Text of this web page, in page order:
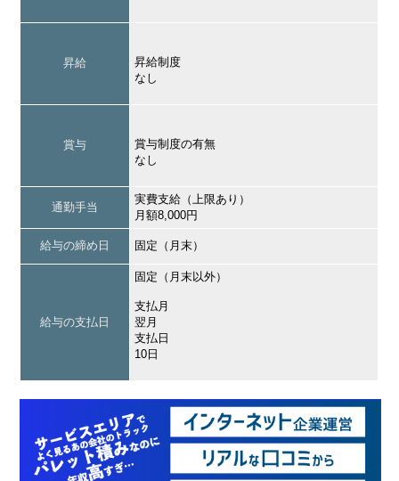
昇給
昇給制度
なし
賞与
賞与制度の有無
なし
通勤手当
実費支給（上限あり）
月額8,000円
給与の締め日 固定（月末）
給与の支払日
固定（月末以外）
支払月
翌月
支払日
10日